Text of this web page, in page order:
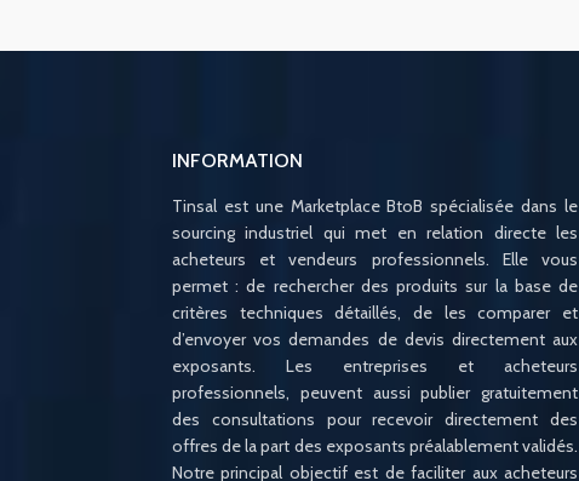
INFORMATION
Tinsal est une Marketplace BtoB spécialisée dans le
sourcing industriel qui met en relation directe les
acheteurs et vendeurs professionnels. Elle vous
permet : de rechercher des produits sur la base de
critères techniques détaillés, de les comparer et
d’envoyer vos demandes de devis directement aux
exposants. Les entreprises et acheteurs
professionnels, peuvent aussi publier gratuitement
des consultations pour recevoir directement des
offres de la part des exposants préalablement validés.
Notre principal objectif est de faciliter aux acheteurs